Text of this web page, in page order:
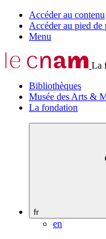
Accéder au contenu
Accéder au pied de
Menu
La
Bibliothèques
Musée des Arts &
La fondation
fr
en